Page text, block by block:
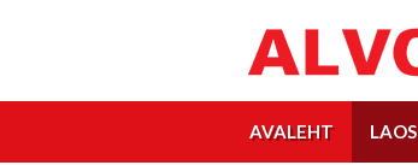
AVALEHT LAOS